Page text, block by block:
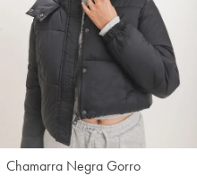
Chamarra Negra Gorro